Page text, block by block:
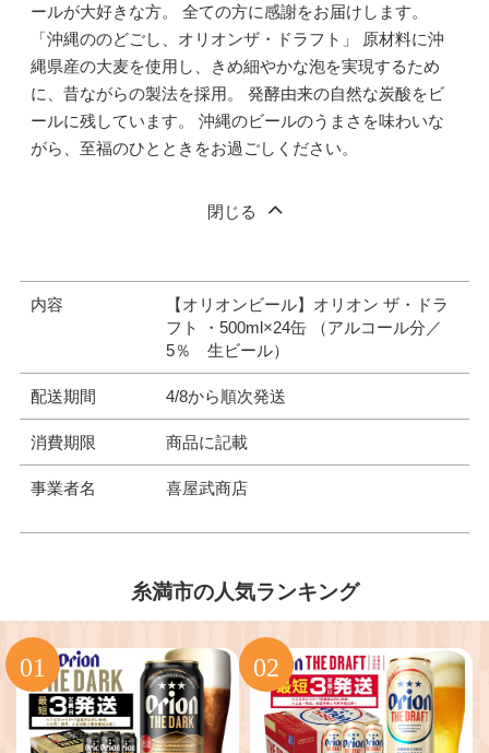
ールが大好きな方。 全ての方に感謝をお届けします。
「沖縄ののどごし、オリオンザ・ドラフト」 原材料に沖
縄県産の大麦を使用し、きめ細やかな泡を実現するため
に、昔ながらの製法を採用。 発酵由来の自然な炭酸をビ
ールに残しています。 沖縄のビールのうまさを味わいな
がら、至福のひとときをお過ごしください。
閉じる
内容
【オリオンビール】オリオン ザ・ドラ
フト ・500ml×24缶 （アルコール分／
5％ 生ビール）
配送期間 4/8から順次発送
消費期限 商品に記載
事業者名 喜屋武商店
糸満市の人気ランキング